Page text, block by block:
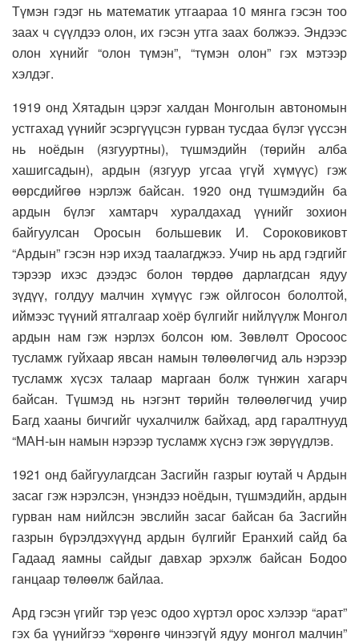
Түмэн гэдэг нь математик утгаараа 10 мянга гэсэн тоо
заах ч сүүлдээ олон, их гэсэн утга заах болжээ. Эндээс
олон хүнийг “олон түмэн”, “түмэн олон” гэх мэтээр
хэлдэг.
1919 онд Хятадын цэрэг халдан Монголын автономын
устгахад үүнийг эсэргүүцсэн гурван тусдаа бүлэг үүссэн
нь ноёдын (язгууртны), түшмэдийн (төрийн алба
хашигсадын), ардын (язгуур угсаа үгүй хүмүүс) гэж
өөрсдийгөө нэрлэж байсан. 1920 онд түшмэдийн ба
ардын бүлэг хамтарч хуралдахад үүнийг зохион
байгуулсан Оросын большевик И. Сороковиковт
“Ардын” гэсэн нэр ихэд таалагджээ. Учир нь ард гэдгийг
тэрээр ихэс дээдэс болон төрдөө дарлагдсан ядуу
зүдүү, голдуу малчин хүмүүс гэж ойлгосон бололтой,
иймээс түүний ятгалгаар хоёр бүлгийг нийлүүлж Монгол
ардын нам гэж нэрлэх болсон юм. Зөвлөлт Оросоос
тусламж гуйхаар явсан намын төлөөлөгчид аль нэрээр
тусламж хүсэх талаар маргаан болж түнжин хагарч
байсан. Түшмэд нь нэгэнт төрийн төлөөлөгчид учир
Багд хааны бичгийг чухалчилж байхад, ард гаралтнууд
“МАН-ын намын нэрээр тусламж хүснэ гэж зөрүүдлэв.
1921 онд байгуулагдсан Засгийн газрыг юутай ч Ардын
засаг гэж нэрэлсэн, үнэндээ ноёдын, түшмэдийн, ардын
гурван нам нийлсэн эвслийн засаг байсан ба Засгийн
газрын бүрэлдэхүүнд ардын бүлгийг Еранхий сайд ба
Гадаад яамны сайдыг давхар эрхэлж байсан Бодоо
ганцаар төлөөлж байлаа.
Ард гэсэн үгийг тэр үеэс одоо хүртэл орос хэлээр “арат”
гэх ба үүнийгээ “хөрөнгө чинээгүй ядуу монгол малчин”